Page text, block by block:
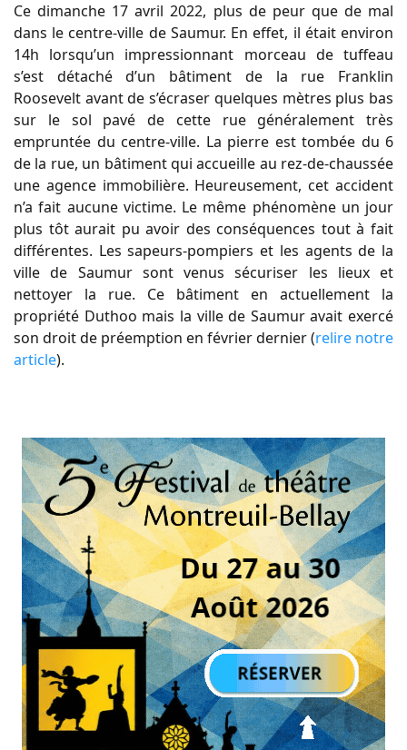
Ce dimanche 17 avril 2022, plus de peur que de mal
dans le centre-ville de Saumur. En effet, il était environ
14h lorsqu’un impressionnant morceau de tuffeau
s’est détaché d’un bâtiment de la rue Franklin
Roosevelt avant de s’écraser quelques mètres plus bas
sur le sol pavé de cette rue généralement très
empruntée du centre-ville. La pierre est tombée du 6
de la rue, un bâtiment qui accueille au rez-de-chaussée
une agence immobilière. Heureusement, cet accident
n’a fait aucune victime. Le même phénomène un jour
plus tôt aurait pu avoir des conséquences tout à fait
différentes. Les sapeurs-pompiers et les agents de la
ville de Saumur sont venus sécuriser les lieux et
nettoyer la rue. Ce bâtiment en actuellement la
propriété Duthoo mais la ville de Saumur avait exercé
son droit de préemption en février dernier (relire notre
article).